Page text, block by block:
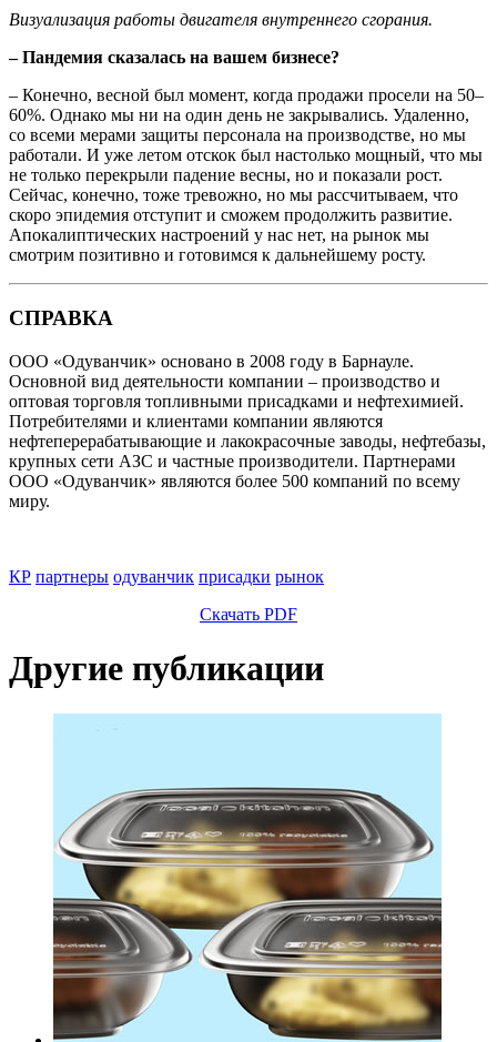
Визуализация работы двигателя внутреннего сгорания.
– Пандемия сказалась на вашем бизнесе?
– Конечно, весной был момент, когда продажи просели на 50–
60%. Однако мы ни на один день не закрывались. Удаленно,
со всеми мерами защиты персонала на производстве, но мы
работали. И уже летом отскок был настолько мощный, что мы
не только перекрыли падение весны, но и показали рост.
Сейчас, конечно, тоже тревожно, но мы рассчитываем, что
скоро эпидемия отступит и сможем продолжить развитие.
Апокалиптических настроений у нас нет, на рынок мы
смотрим позитивно и готовимся к дальнейшему росту.
СПРАВКА
ООО «Одуванчик» основано в 2008 году в Барнауле.
Основной вид деятельности компании – производство и
оптовая торговля топливными присадками и нефтехимией.
Потребителями и клиентами компании являются
нефтеперерабатывающие и лакокрасочные заводы, нефтебазы,
крупных сети АЗС и частные производители. Партнерами
ООО «Одуванчик» являются более 500 компаний по всему
миру.
КР партнеры одуванчик присадки рынок
Скачать PDF
Другие публикации